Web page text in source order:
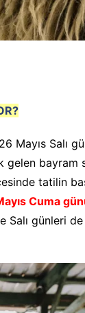
Mayıs Salı
gelen bayram
tatilin
Cuma
Salı günleri